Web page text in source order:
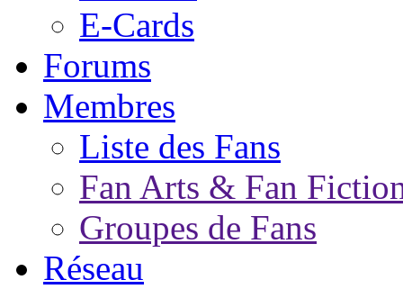
E-Cards
Forums
Membres
Liste des Fans
Fan Arts & Fan
Groupes de Fans
Réseau